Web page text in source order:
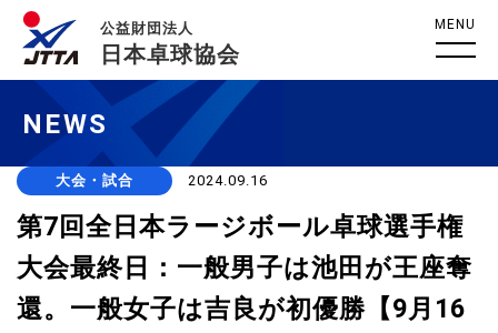
公益財団法人
日本卓球協会
MENU
NEWS
大会・試合 2024.09.16
第7回全日本ラージボール卓球選手権
大会最終日：一般男子は池田が王座奪
還。一般女子は吉良が初優勝【9月16